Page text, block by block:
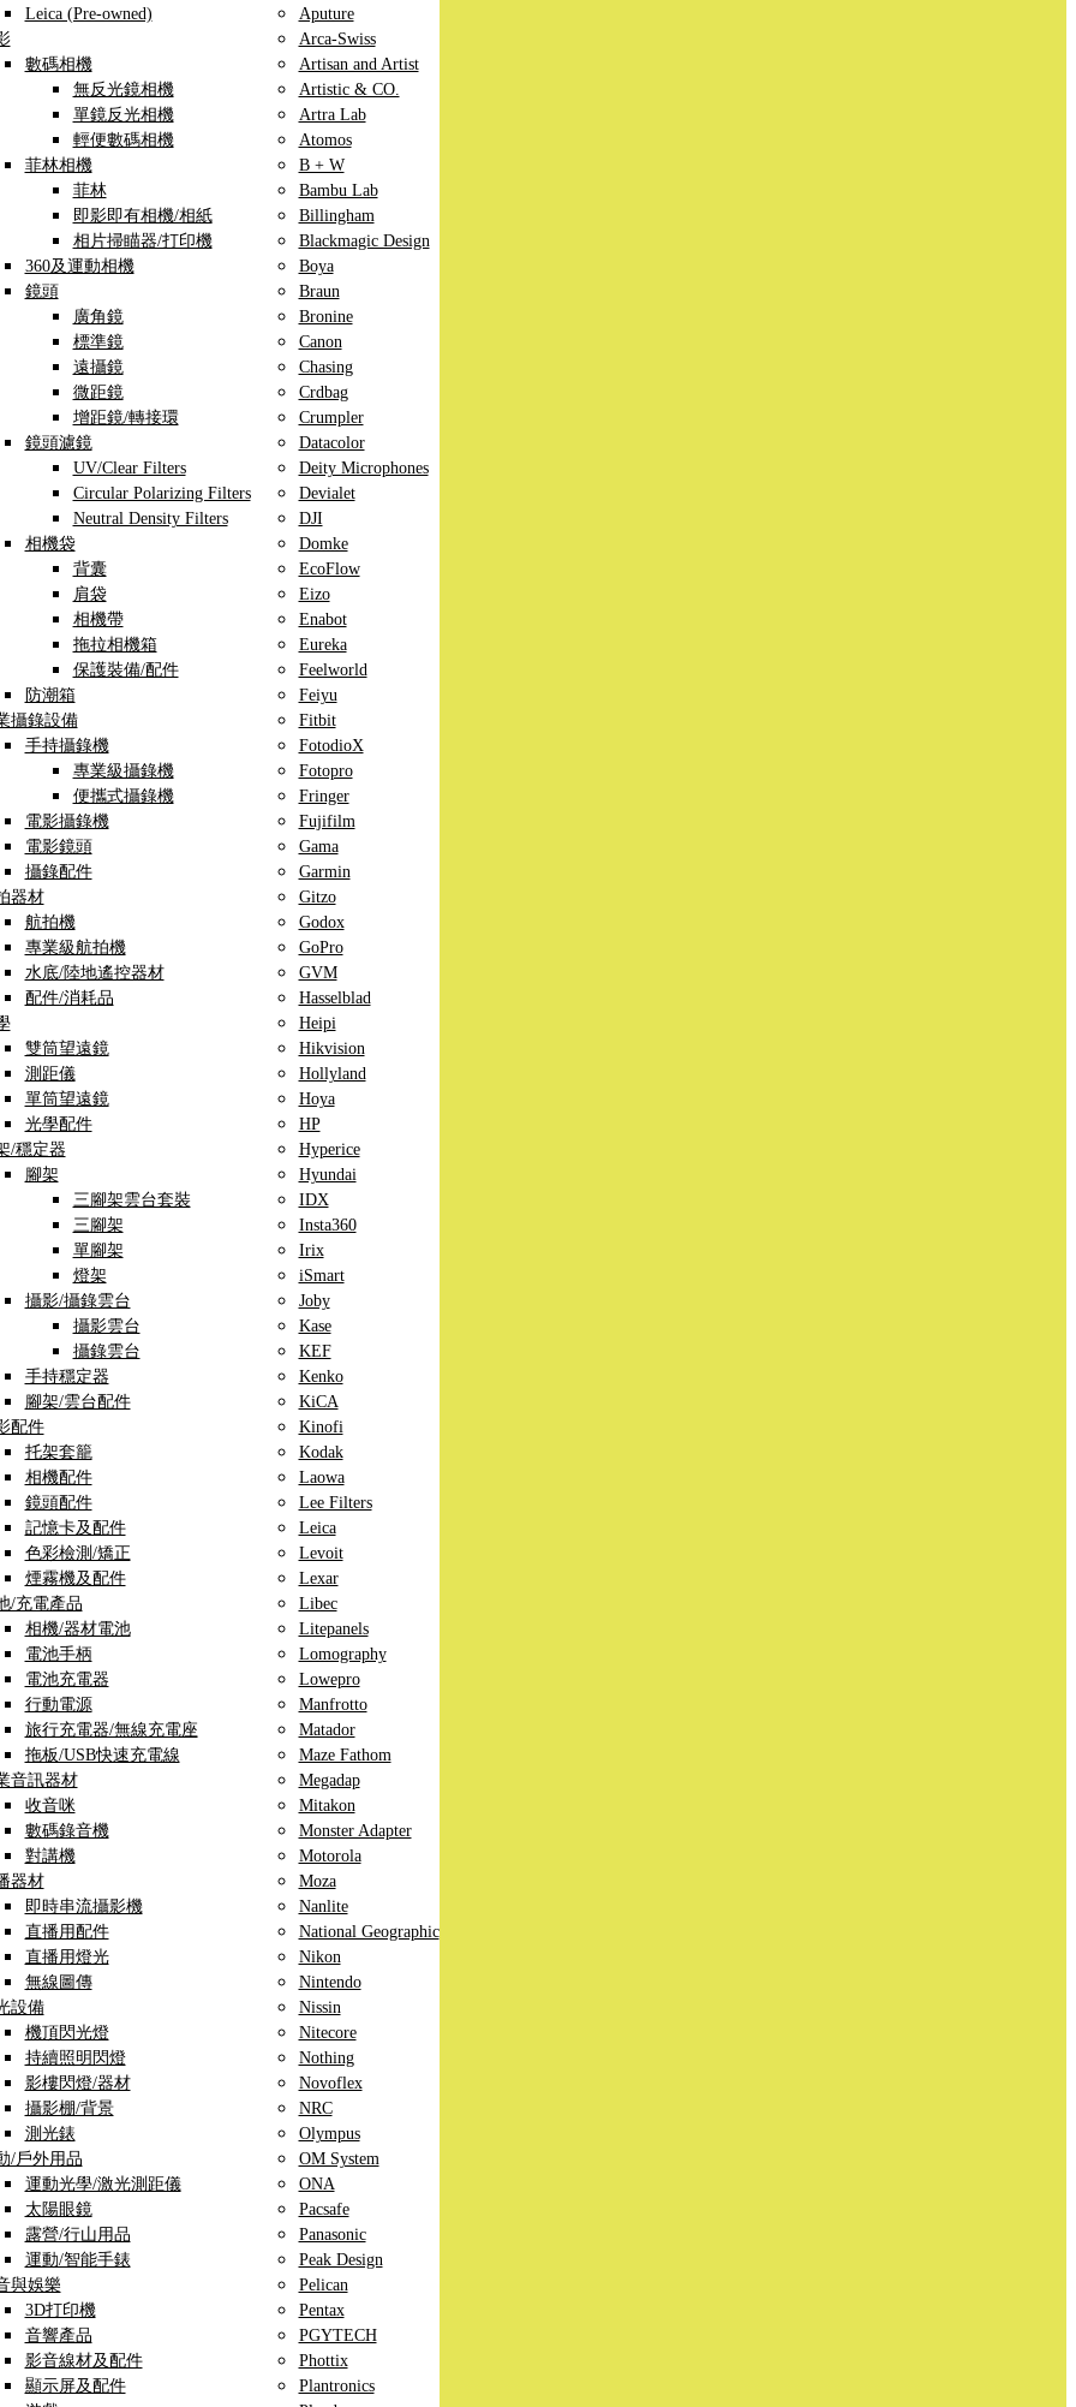
Leica (Pre-owned)
數碼相機
無反光鏡相機
單鏡反光相機
輕便數碼相機
菲林相機
菲林
即影即有相機/相紙
相片掃瞄器/打印機
360及運動相機
鏡頭
廣角鏡
標準鏡
遠攝鏡
微距鏡
增距鏡/轉接環
鏡頭濾鏡
UV/Clear Filters
Circular Polarizing Filters
Neutral Density Filters
相機袋
背囊
肩袋
相機帶
拖拉相機箱
保護裝備/配件
防潮箱
攝錄設備
手持攝錄機
專業級攝錄機
便攜式攝錄機
電影攝錄機
電影鏡頭
攝錄配件
器材
航拍機
專業級航拍機
水底/陸地遙控器材
配件/消耗品
雙筒望遠鏡
測距儀
單筒望遠鏡
光學配件
/穩定器
腳架
三腳架雲台套裝
三腳架
單腳架
燈架
攝影/攝錄雲台
攝影雲台
攝錄雲台
手持穩定器
腳架/雲台配件
配件
托架套籠
相機配件
鏡頭配件
記憶卡及配件
色彩檢測/矯正
煙霧機及配件
/充電產品
相機/器材電池
電池手柄
電池充電器
行動電源
旅行充電器/無線充電座
拖板/USB快速充電線
音訊器材
收音咪
數碼錄音機
對講機
器材
即時串流攝影機
直播用配件
直播用燈光
無線圖傳
設備
機頂閃光燈
持續照明閃燈
影樓閃燈/器材
攝影棚/背景
測光錶
/戶外用品
運動光學/激光測距儀
太陽眼鏡
露營/行山用品
運動/智能手錶
與娛樂
3D打印機
音響產品
影音線材及配件
顯示屏及配件
Aputure
Arca-Swiss
Artisan and Artist
Artistic & CO.
Artra Lab
Atomos
B + W
Bambu Lab
Billingham
Blackmagic Design
Boya
Braun
Bronine
Canon
Chasing
Crdbag
Crumpler
Datacolor
Deity Microphones
Devialet
DJI
Domke
EcoFlow
Eizo
Enabot
Eureka
Feelworld
Feiyu
Fitbit
FotodioX
Fotopro
Fringer
Fujifilm
Gama
Garmin
Gitzo
Godox
GoPro
GVM
Hasselblad
Heipi
Hikvision
Hollyland
Hoya
HP
Hyperice
Hyundai
IDX
Insta360
Irix
iSmart
Joby
Kase
KEF
Kenko
KiCA
Kinofi
Kodak
Laowa
Lee Filters
Leica
Levoit
Lexar
Libec
Litepanels
Lomography
Lowepro
Manfrotto
Matador
Maze Fathom
Megadap
Mitakon
Monster Adapter
Motorola
Moza
Nanlite
National Geographic
Nikon
Nintendo
Nissin
Nitecore
Nothing
Novoflex
NRC
Olympus
OM System
ONA
Pacsafe
Panasonic
Peak Design
Pelican
Pentax
PGYTECH
Phottix
Plantronics